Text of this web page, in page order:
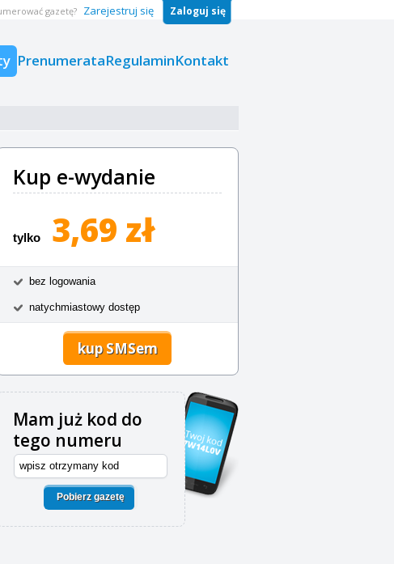
PrenumerataRegulaminKontakt
gazetę? Zarejestruj się Zaloguj się
Kup e-wydanie
tylko 3,69 zł
bez logowania
natychmiastowy dostęp
kup SMSem
Mam już kod do
tego numeru
Pobierz gazetę